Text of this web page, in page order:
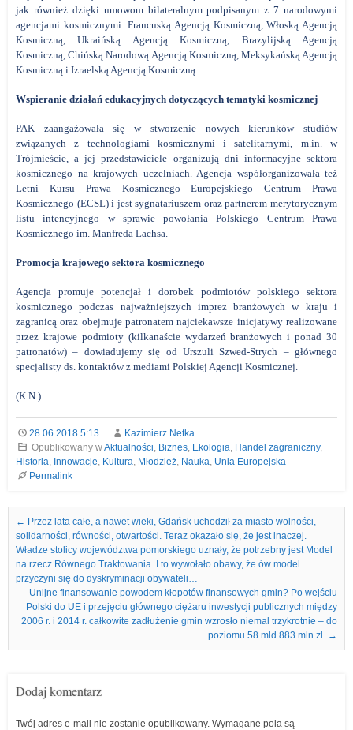
jak również dzięki umowom bilateralnym podpisanym z 7 narodowymi
agencjami kosmicznymi: Francuską Agencją Kosmiczną, Włoską Agencją
Kosmiczną, Ukraińską Agencją Kosmiczną, Brazylijską Agencją
Kosmiczną, Chińską Narodową Agencją Kosmiczną, Meksykańską Agencją
Kosmiczną i Izraelską Agencją Kosmiczną.
Wspieranie działań edukacyjnych dotyczących tematyki kosmicznej
PAK zaangażowała się w stworzenie nowych kierunków studiów
związanych z technologiami kosmicznymi i satelitarnymi, m.in. w
Trójmieście, a jej przedstawiciele organizują dni informacyjne sektora
kosmicznego na krajowych uczelniach. Agencja współorganizowała też
Letni Kursu Prawa Kosmicznego Europejskiego Centrum Prawa
Kosmicznego (ECSL) i jest sygnatariuszem oraz partnerem merytorycznym
listu intencyjnego w sprawie powołania Polskiego Centrum Prawa
Kosmicznego im. Manfreda Lachsa.
Promocja krajowego sektora kosmicznego
Agencja promuje potencjał i dorobek podmiotów polskiego sektora
kosmicznego podczas najważniejszych imprez branżowych w kraju i
zagranicą oraz obejmuje patronatem najciekawsze inicjatywy realizowane
przez krajowe podmioty (kilkanaście wydarzeń branżowych i ponad 30
patronatów) – dowiadujemy się od Urszuli Szwed-Strych – głównego
specjalisty ds. kontaktów z mediami Polskiej Agencji Kosmicznej.
(K.N.)
28.06.2018 5:13
Kazimierz Netka
Opublikowany wAktualności, Biznes, Ekologia, Handel zagraniczny,
Historia, Innowacje, Kultura, Młodzież, Nauka, Unia Europejska
Permalink
Nawigacja we wpisach
← Przez lata całe, a nawet wieki, Gdańsk uchodził za miasto wolności,
solidarności, równości, otwartości. Teraz okazało się, że jest inaczej.
Władze stolicy województwa pomorskiego uznały, że potrzebny jest Model
na rzecz Równego Traktowania. I to wywołało obawy, że ów model
przyczyni się do dyskryminacji obywateli…
Unijne finansowanie powodem kłopotów finansowych gmin? Po wejściu
Polski do UE i przejęciu głównego ciężaru inwestycji publicznych między
2006 r. i 2014 r. całkowite zadłużenie gmin wzrosło niemal trzykrotnie – do
poziomu 58 mld 883 mln zł. →
Dodaj komentarz
Twój adres e-mail nie zostanie opublikowany. Wymagane pola są